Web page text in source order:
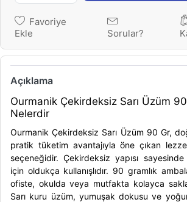
Favoriye
Ekle
Sorular?
Açıklama
Ourmanik Çekirdeksiz Sarı Üzüm
Nelerdir
Ourmanik Çekirdeksiz Sarı Üzüm 90 Gr,
pratik tüketim avantajıyla öne çıkan
seçeneğidir. Çekirdeksiz yapısı
için oldukça kullanışlıdır. 90 gramlık
ofiste, okulda veya mutfakta kolayca
Sarı kuru üzüm, yumuşak dokusu ve